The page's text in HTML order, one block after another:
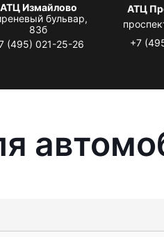
АТЦ Измайлово
бульвар,
83б
(495) 021-25-26
АТЦ
+7